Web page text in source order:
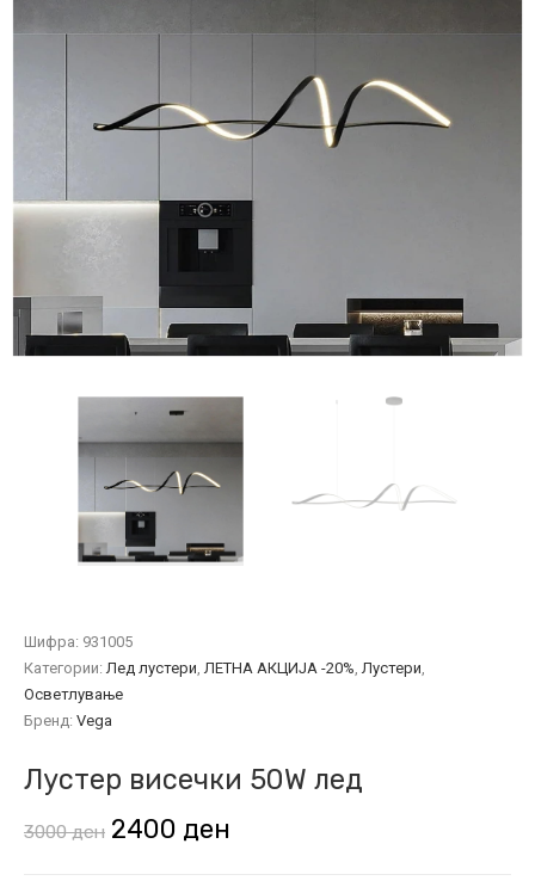
Шифра: 931005
Категории: Лед лустери ЛЕТНА АКЦИЈА -20% Лустери
Осветлување
Бренд: Vega
Лустер висечки 50W лед
3000ден Original
2400 ден